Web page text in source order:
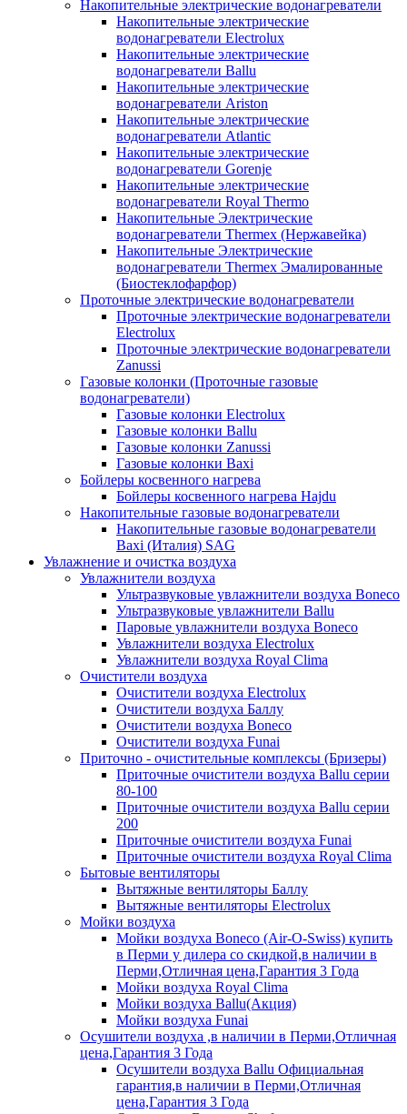
Накопительные электрические водонагреватели
Накопительные электрические
водонагреватели Electrolux
Накопительные электрические
водонагреватели Ballu
Накопительные электрические
водонагреватели Ariston
Накопительные электрические
водонагреватели Atlantic
Накопительные электрические
водонагреватели Gorenje
Накопительные электрические
водонагреватели Royal Thermo
Накопительные Электрические
водонагреватели Thermex (Нержавейка)
Накопительные Электрические
водонагреватели Thermex Эмалированные
(Биостеклофарфор)
Проточные электрические водонагреватели
Проточные электрические водонагреватели
Electrolux
Проточные электрические водонагреватели
Zanussi
Газовые колонки (Проточные газовые
водонагреватели)
Газовые колонки Electrolux
Газовые колонки Ballu
Газовые колонки Zanussi
Газовые колонки Baxi
Бойлеры косвенного нагрева
Бойлеры косвенного нагрева Hajdu
Накопительные газовые водонагреватели
Накопительные газовые водонагреватели
Baxi (Италия) SAG
Увлажнение и очистка воздуха
Увлажнители воздуха
Ультразвуковые увлажнители воздуха Boneco
Ультразвуковые увлажнители Ballu
Паровые увлажнители воздуха Boneco
Увлажнители воздуха Electrolux
Увлажнители воздуха Royal Clima
Очистители воздуха
Очистители воздуха Electrolux
Очистители воздуха Баллу
Очистители воздуха Boneco
Очистители воздуха Funai
Приточно - очистительные комплексы (Бризеры)
Приточные очистители воздуха Ballu серии
80-100
Приточные очистители воздуха Ballu серии
200
Приточные очистители воздуха Funai
Приточные очистители воздуха Royal Clima
Бытовые вентиляторы
Вытяжные вентиляторы Баллу
Вытяжные вентиляторы Electrolux
Мойки воздуха
Мойки воздуха Boneco (Air-O-Swiss) купить
в Перми у дилера со скидкой,в наличии в
Перми,Отличная цена,Гарантия 3 Года
Мойки воздуха Royal Clima
Мойки воздуха Ballu(Акция)
Мойки воздуха Funai
Осушители воздуха ,в наличии в Перми,Отличная
цена,Гарантия 3 Года
Осушители воздуха Ballu Официальная
гарантия,в наличии в Перми,Отличная
цена,Гарантия 3 Года